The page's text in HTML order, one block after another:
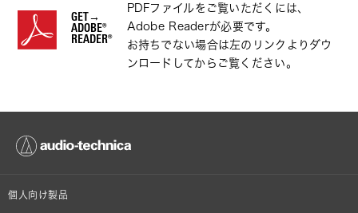
GET→
ADOBE®
READER®
PDFファイルをご覧いただくには、
Adobe Readerが必要です。
お持ちでない場合は左のリンクよりダウ
ンロードしてからご覧ください。
個人向け製品